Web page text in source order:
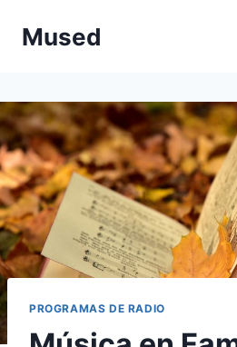
Mused
PROGRAMAS DE RADIO